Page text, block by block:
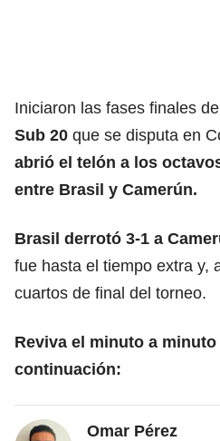
Iniciaron las fases finales
Sub 20 que se disputa en
abrió el telón a los
entre Brasil y Camerún.
Brasil derrotó 3-1 a
fue hasta el tiempo extra y,
cuartos de final del torneo.
Reviva el minuto a
continuación:
Omar Pérez